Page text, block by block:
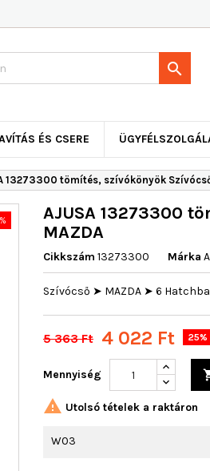

ÉS CSERE
13273300 tömítés, szívókönyök
AJUSA 13273300
MAZDA
Cikkszám 13273300 Márka
Szívócső ➤ MAZDA ➤ 6
5 363 Ft 4 022 Ft
Mennyiség
 Utolsó tételek a raktáron
W03